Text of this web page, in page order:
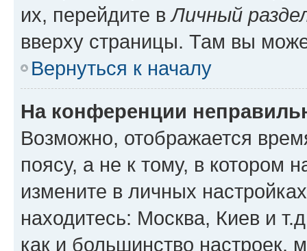
их, перейдите вЛичный
вверху страницы. Там вы
Вернуться к началу
На конференции
Возможно, отображается
поясу, а не к тому, в котором
измените в личных
находитесь: Москва, Киев и
как и большинство настроек,